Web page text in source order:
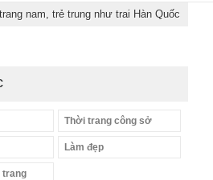
nam, trẻ trung như trai Hàn Quốc
Thời trang công sở
Làm đẹp
trang